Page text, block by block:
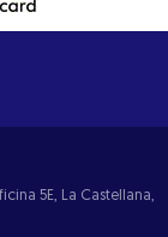
5E, La Castellana,